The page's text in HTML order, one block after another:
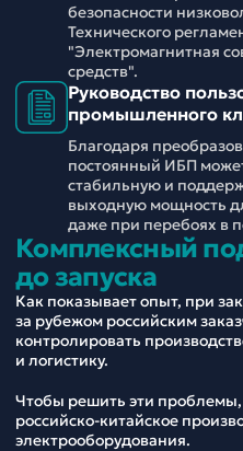
безопасности
Технического
"Электромагнитная
средств".
Руководство
промышленного
Благодаря
постоянный ИБП
стабильную и
выходную мощность
даже при перебоях в
Комплексный
до запуска
Как показывает опыт, при
за рубежом российским
контролировать
и логистику.
Чтобы решить эти
российско-китайское
электрооборудования.